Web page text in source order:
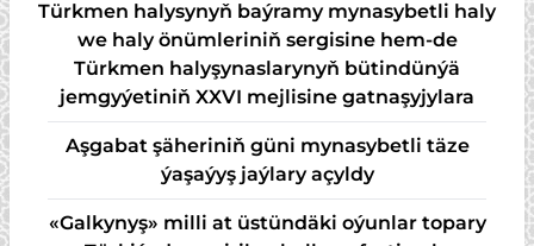
Türkmen halysynyň baýramy mynasybetli haly
we haly önümleriniň sergisine hem-de
Türkmen halyşynaslarynyň bütindünýä
jemgyýetiniň XXVI mejlisine gatnaşyjylara
Aşgabat şäheriniň güni mynasybetli täze
ýaşaýyş jaýlary açyldy
«Galkynyş» milli at üstündäki oýunlar topary